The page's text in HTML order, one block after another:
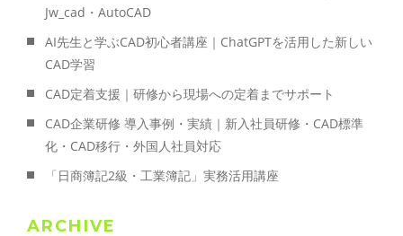
Jw_cad・AutoCAD
AI先生と学ぶCAD初心者講座｜ChatGPTを活用した新しい
CAD学習
CAD定着支援｜研修から現場への定着までサポート
CAD企業研修 導入事例・実績｜新入社員研修・CAD標準
化・CAD移行・外国人社員対応
「日商簿記2級・工業簿記」実務活用講座
ARCHIVE